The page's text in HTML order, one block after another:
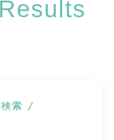
索